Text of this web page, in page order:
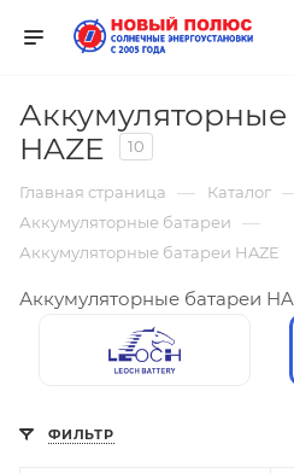
Аккумуляторные
HAZE
10
Главная страница — Каталог
Аккумуляторные батареи —
Аккумуляторные батареи HAZE
Аккумуляторные батареи
ФИЛЬТР